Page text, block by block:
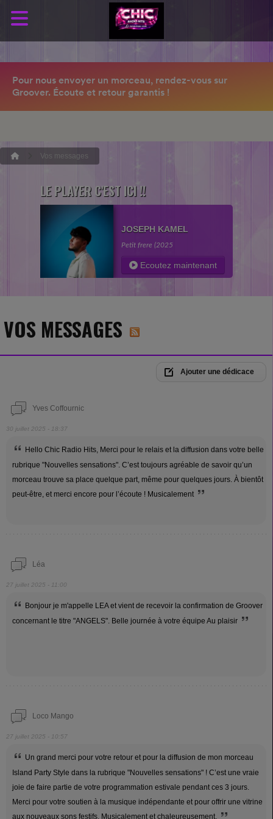
Vos messages
LE PLAYER C'EST ICI !!
JOSEPH KAMEL
Petit frere (2025
Ecoutez maintenant
VOS MESSAGES
Ajouter une dédicace
Yves Coffournic
30 juillet 2025 - 18:37
Hello Chic Radio Hits, Merci pour le relais et la diffusion dans votre belle
rubrique "Nouvelles sensations". C’est toujours agréable de savoir qu’un
morceau trouve sa place quelque part, même pour quelques jours. À bientôt
peut-être, et merci encore pour l’écoute ! Musicalement
Léa
27 juillet 2025 - 11:00
Bonjour je m'appelle LEA et vient de recevoir la confirmation de Groover
concernant le titre "ANGELS". Belle journée à votre équipe Au plaisir
Loco Mango
27 juillet 2025 - 10:57
Un grand merci pour votre retour et pour la diffusion de mon morceau
Island Party Style dans la rubrique "Nouvelles sensations" ! C’est une vraie
joie de faire partie de votre programmation estivale pendant ces 3 jours.
Merci pour votre soutien à la musique indépendante et pour offrir une vitrine
aux nouveaux sons festifs. Musicalement et chaleureusement,